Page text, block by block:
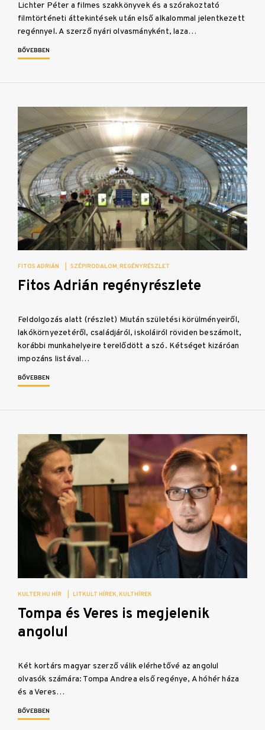
Lichter Péter a filmes szakkönyvek és a szórakoztató
filmtörténeti áttekintések után első alkalommal jelentkezett
regénnyel. A szerző nyári olvasmányként, laza…
BŐVEBBEN
FITOS ADRIÁN SZÉPIRODALOM REGÉNYRÉSZLET
Fitos Adrián regényrészlete
Feldolgozás alatt (részlet) Miután születési körülményeiről,
lakókörnyezetéről, családjáról, iskoláiról röviden beszámolt,
korábbi munkahelyeire terelődött a szó. Kétséget kizáróan
impozáns listával…
BŐVEBBEN
KULTER.HU HÍR LITKULT HÍREK KULTHÍREK
Tompa és Veres is megjelenik
angolul
Két kortárs magyar szerző válik elérhetővé az angolul
olvasók számára: Tompa Andrea első regénye, A hóhér háza
és a Veres…
BŐVEBBEN